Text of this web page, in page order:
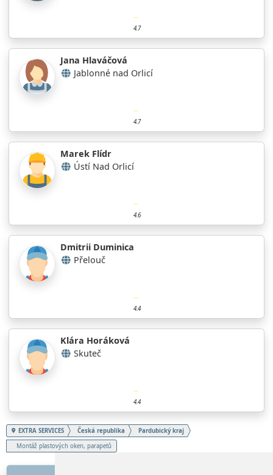
4.7
Jana Hlaváčová
Jablonné nad Orlicí
4.7
Marek Flídr
Ústí Nad Orlicí
4.6
Dmitrii Duminica
Přelouč
4.4
Klára Horáková
Skuteč
4.4
EXTRA SERVICES Česká republika
Pardubický kraj
Montáž plastových oken, parapetů